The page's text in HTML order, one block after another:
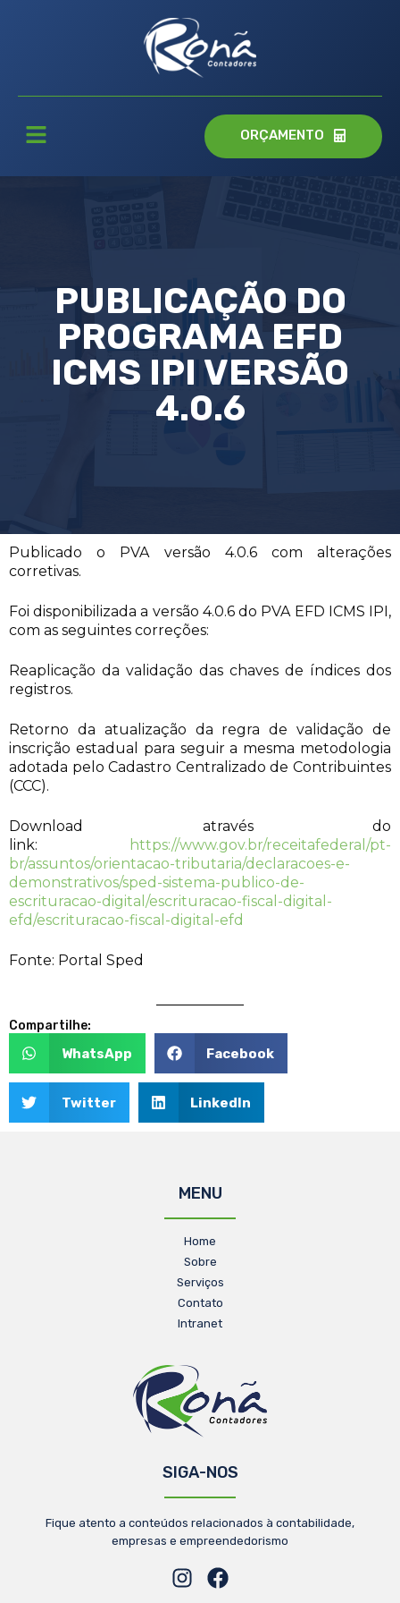
ORÇAMENTO
PUBLICAÇÃO DO
PROGRAMA EFD
ICMS IPI VERSÃO
4.0.6
Publicado o PVA versão 4.0.6 com alterações
corretivas.
Foi disponibilizada a versão 4.0.6 do PVA EFD ICMS IPI,
com as seguintes correções:
Reaplicação da validação das chaves de índices dos
registros.
Retorno da atualização da regra de validação de
inscrição estadual para seguir a mesma metodologia
adotada pelo Cadastro Centralizado de Contribuintes
(CCC).
Download através do
link:
https://www.gov.br/receitafederal/pt-
br/assuntos/orientacao-tributaria/declaracoes-e-
demonstrativos/sped-sistema-publico-de-
escrituracao-digital/escrituracao-fiscal-digital-
efd/escrituracao-fiscal-digital-efd
Fonte: Portal Sped
Compartilhe:
WhatsApp Facebook
Twitter LinkedIn
MENU
Home
Sobre
Serviços
Contato
Intranet
SIGA-NOS
Fique atento a conteúdos relacionados à contabilidade,
empresas e empreendedorismo